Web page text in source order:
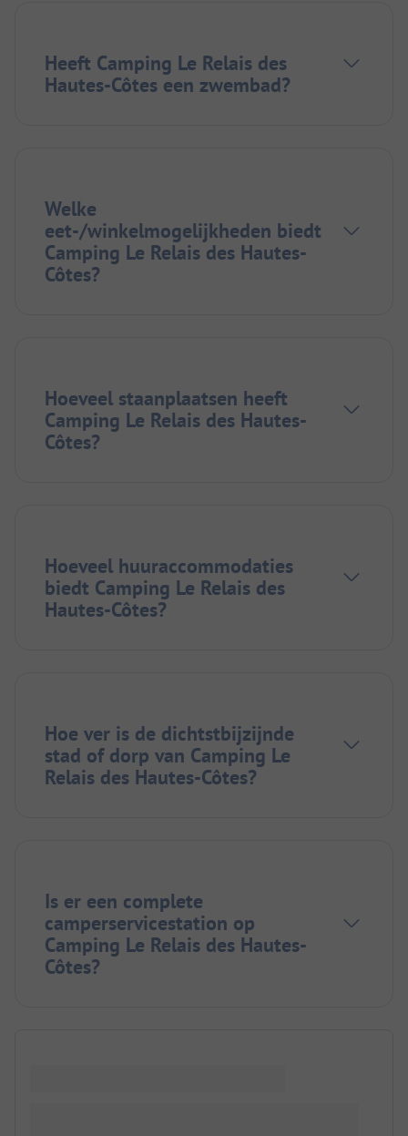
Heeft Camping Le Relais des
Hautes-Côtes een zwembad?
Welke
eet-/winkelmogelijkheden biedt
Camping Le Relais des Hautes-
Côtes?
Hoeveel staanplaatsen heeft
Camping Le Relais des Hautes-
Côtes?
Hoeveel huuraccommodaties
biedt Camping Le Relais des
Hautes-Côtes?
Hoe ver is de dichtstbijzijnde
stad of dorp van Camping Le
Relais des Hautes-Côtes?
Is er een complete
camperservicestation op
Camping Le Relais des Hautes-
Côtes?